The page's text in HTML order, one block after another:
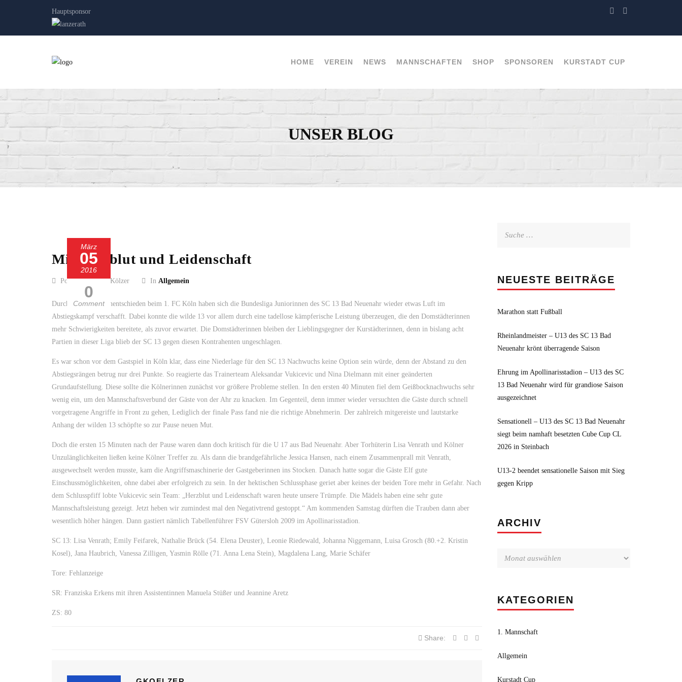
Hauptsponsor
HOME VEREIN NEWS MANNSCHAFTEN SHOP SPONSOREN KURSTADT CUP
UNSER BLOG
März
05
2016
0
Comment
Mit Herzblut und Leidenschaft
Posted by Guido Kölzer In Allgemein
Durch das torlose Unentschieden beim 1. FC Köln haben sich die Bundesliga Juniorinnen des SC 13 Bad Neuenahr wieder etwas Luft im
Abstiegskampf verschafft. Dabei konnte die wilde 13 vor allem durch eine tadellose kämpferische Leistung überzeugen, die den Domstädterinnen
mehr Schwierigkeiten bereitete, als zuvor erwartet. Die Domstädterinnen bleiben der Lieblingsgegner der Kurstädterinnen, denn in bislang acht
Partien in dieser Liga blieb der SC 13 gegen diesen Kontrahenten ungeschlagen.
Es war schon vor dem Gastspiel in Köln klar, dass eine Niederlage für den SC 13 Nachwuchs keine Option sein würde, denn der Abstand zu den
Abstiegsrängen betrug nur drei Punkte. So reagierte das Trainerteam Aleksandar Vukicevic und Nina Dielmann mit einer geänderten
Grundaufstellung. Diese sollte die Kölnerinnen zunächst vor größere Probleme stellen. In den ersten 40 Minuten fiel dem Geißbocknachwuchs sehr
wenig ein, um den Mannschaftsverbund der Gäste von der Ahr zu knacken. Im Gegenteil, denn immer wieder versuchten die Gäste durch schnell
vorgetragene Angriffe in Front zu gehen, Lediglich der finale Pass fand nie die richtige Abnehmerin. Der zahlreich mitgereiste und lautstarke
Anhang der wilden 13 schöpfte so zur Pause neuen Mut.
Doch die ersten 15 Minuten nach der Pause waren dann doch kritisch für die U 17 aus Bad Neuenahr. Aber Torhüterin Lisa Venrath und Kölner
Unzulänglichkeiten ließen keine Kölner Treffer zu. Als dann die brandgefährliche Jessica Hansen, nach einem Zusammenprall mit Venrath,
ausgewechselt werden musste, kam die Angriffsmaschinerie der Gastgeberinnen ins Stocken. Danach hatte sogar die Gäste Elf gute
Einschussmöglichkeiten, ohne dabei aber erfolgreich zu sein. In der hektischen Schlussphase geriet aber keines der beiden Tore mehr in Gefahr. Nach
dem Schlusspfiff lobte Vukicevic sein Team: „Herzblut und Leidenschaft waren heute unsere Trümpfe. Die Mädels haben eine sehr gute
Mannschaftsleistung gezeigt. Jetzt heben wir zumindest mal den Negativtrend gestoppt.“ Am kommenden Samstag dürften die Trauben dann aber
wesentlich höher hängen. Dann gastiert nämlich Tabellenführer FSV Gütersloh 2009 im Apollinarisstadion.
SC 13: Lisa Venrath; Emily Feifarek, Nathalie Brück (54. Elena Deuster), Leonie Riedewald, Johanna Niggemann, Luisa Grosch (80.+2. Kristin
Kosel), Jana Haubrich, Vanessa Zilligen, Yasmin Rölle (71. Anna Lena Stein), Magdalena Lang, Marie Schäfer
Tore: Fehlanzeige
SR: Franziska Erkens mit ihren Assistentinnen Manuela Stüßer und Jeannine Aretz
ZS: 80
Share:
NEUESTE BEITRÄGE
Marathon statt Fußball
Rheinlandmeister – U13 des SC 13 Bad
Neuenahr krönt überragende Saison
Ehrung im Apollinarisstadion – U13 des SC
13 Bad Neuenahr wird für grandiose Saison
ausgezeichnet
Sensationell – U13 des SC 13 Bad Neuenahr
siegt beim namhaft besetzten Cube Cup CL
2026 in Steinbach
U13-2 beendet sensationelle Saison mit Sieg
gegen Kripp
ARCHIV
KATEGORIEN
1. Mannschaft
Allgemein
Kurstadt Cup